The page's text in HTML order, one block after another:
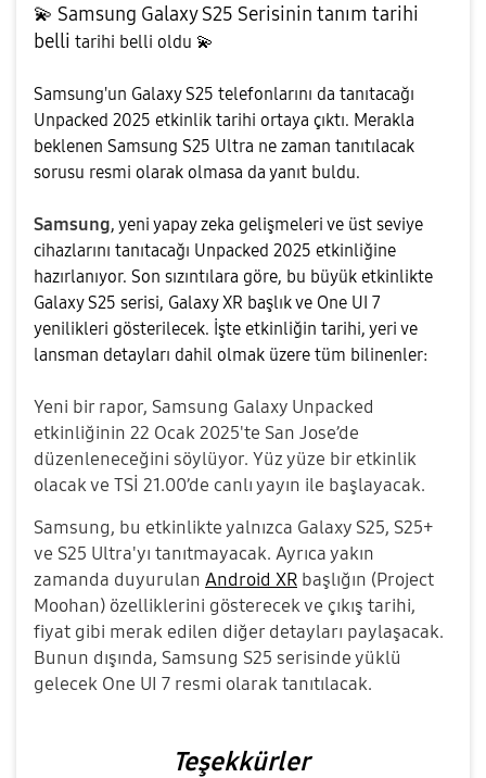
💫 Samsung Galaxy S25 Serisinin tanım tarihi
belli tarihi belli oldu 💫
Samsung'un Galaxy S25 telefonlarını da tanıtacağı
Unpacked 2025 etkinlik tarihi ortaya çıktı. Merakla
beklenen Samsung S25 Ultra ne zaman tanıtılacak
sorusu resmi olarak olmasa da yanıt buldu.
Samsung, yeni yapay zeka gelişmeleri ve üst seviye
cihazlarını tanıtacağı Unpacked 2025 etkinliğine
hazırlanıyor. Son sızıntılara göre, bu büyük etkinlikte
Galaxy S25 serisi, Galaxy XR başlık ve One UI 7
yenilikleri gösterilecek. İşte etkinliğin tarihi, yeri ve
lansman detayları dahil olmak üzere tüm bilinenler:
Yeni bir rapor, Samsung Galaxy Unpacked
etkinliğinin 22 Ocak 2025'te San Jose’de
düzenleneceğini söylüyor. Yüz yüze bir etkinlik
olacak ve TSİ 21.00’de canlı yayın ile başlayacak.
Samsung, bu etkinlikte yalnızca Galaxy S25, S25+
ve S25 Ultra'yı tanıtmayacak. Ayrıca yakın
zamanda duyurulan Android XR başlığın (Project
Moohan) özelliklerini gösterecek ve çıkış tarihi,
fiyat gibi merak edilen diğer detayları paylaşacak.
Bunun dışında, Samsung S25 serisinde yüklü
gelecek One UI 7 resmi olarak tanıtılacak.
Teşekkürler